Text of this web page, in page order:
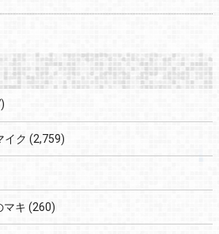
イク (2,759)
マキ (260)